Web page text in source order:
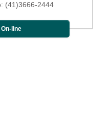
(41)3666-2444
line